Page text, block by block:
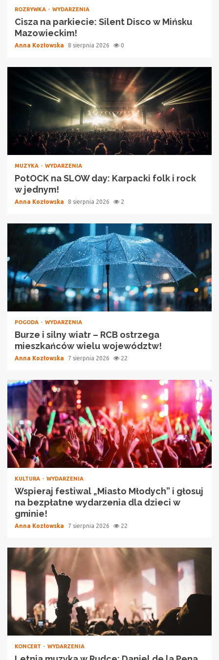
ROZRYWKA WYDARZENIA
Cisza na parkiecie: Silent Disco w Mińsku
Mazowieckim!
Anna Kozłowska 8 sierpnia 2026 0
MUZYKA WYDARZENIA
PotOCK na SLOW day: Karpacki folk i rock
w jednym!
Anna Kozłowska 8 sierpnia 2026 2
POGODA WYDARZENIA
Burze i silny wiatr – RCB ostrzega
mieszkańców wielu województw!
Anna Kozłowska 7 sierpnia 2026 22
KULTURA WYDARZENIA
Wspieraj festiwal „Miasto Młodych” i głosuj
na bezpłatne wydarzenia dla dzieci w
gminie!
Anna Kozłowska 7 sierpnia 2026 22
KONCERT WYDARZENIA